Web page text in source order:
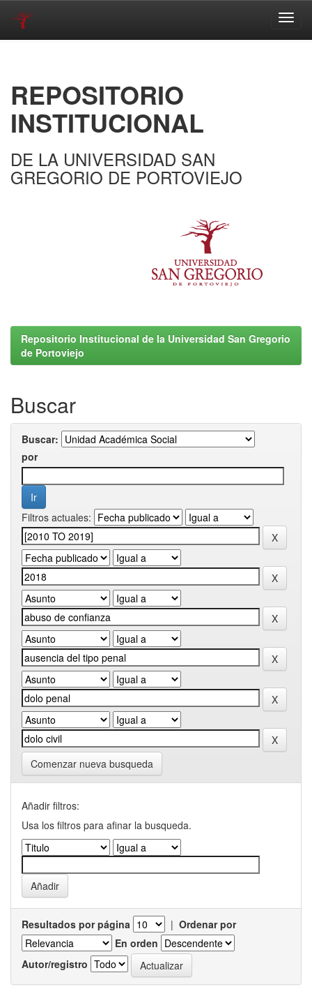
REPOSITORIO
INSTITUCIONAL
DE LA UNIVERSIDAD SAN
GREGORIO DE PORTOVIEJO
Repositorio Institucional de la Universidad San Gregorio
de Portoviejo
Buscar
Buscar:
por
Filtros actuales:
Comenzar nueva busqueda
Añadir filtros:
Usa los filtros para afinar la busqueda.
Resultados por página | Ordenar por
En orden
Autor/registro